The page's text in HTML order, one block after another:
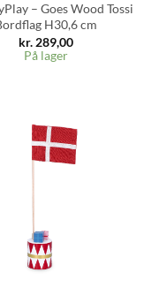
– Goes Wood Tossi
H30,6 cm
kr. 289,00
På lager